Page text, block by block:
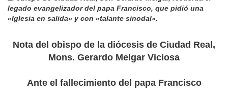
legado evangelizador del papa Francisco, que pidió una
«Iglesia en salida» y con «talante sinodal».
Nota del obispo de la diócesis de Ciudad Real,
Mons. Gerardo Melgar Viciosa
Ante el fallecimiento del papa Francisco